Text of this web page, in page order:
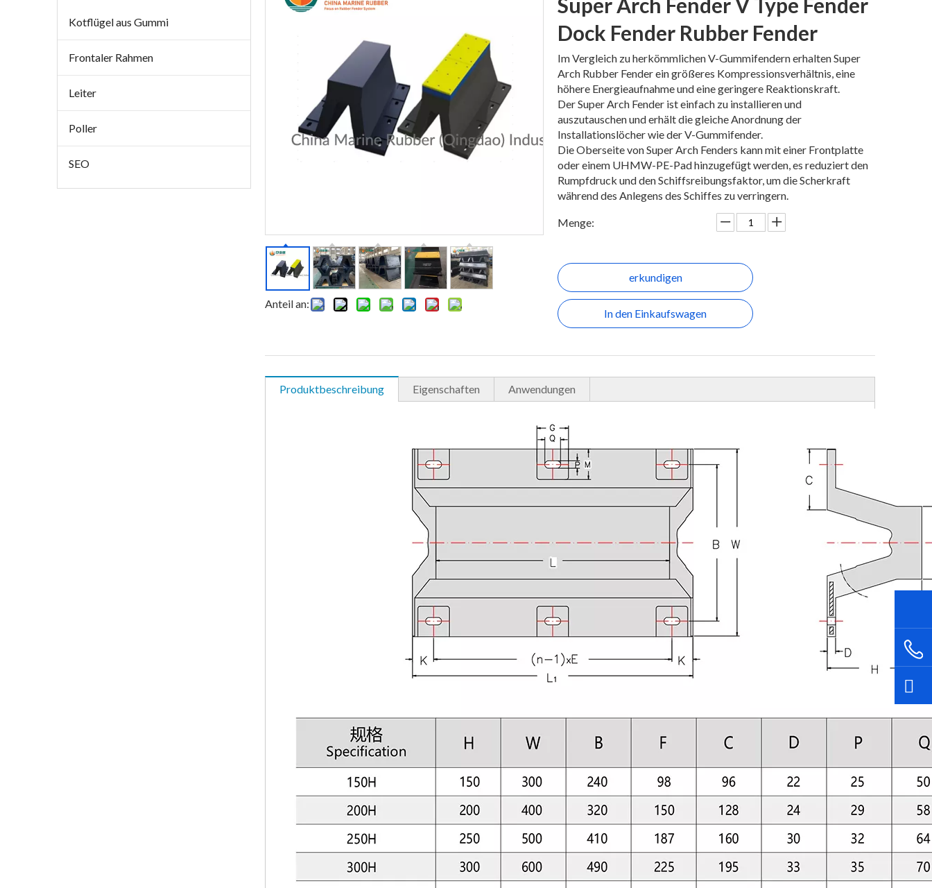
Kotflügel aus Gummi
Frontaler Rahmen
Leiter
Poller
SEO
Anteil an:
Dock Fender Rubber Fender
Im Vergleich zu herkömmlichen V-Gummifendern erhalten Super
Arch Rubber Fender ein größeres Kompressionsverhältnis, eine
höhere Energieaufnahme und eine geringere Reaktionskraft.
Der Super Arch Fender ist einfach zu installieren und
auszutauschen und erhält die gleiche Anordnung der
Installationslöcher wie der V-Gummifender.
Die Oberseite von Super Arch Fenders kann mit einer Frontplatte
oder einem UHMW-PE-Pad hinzugefügt werden, es reduziert den
Rumpfdruck und den Schiffsreibungsfaktor, um die Scherkraft
während des Anlegens des Schiffes zu verringern.
Menge:
erkundigen
In den Einkaufswagen
Produktbeschreibung Eigenschaften Anwendungen